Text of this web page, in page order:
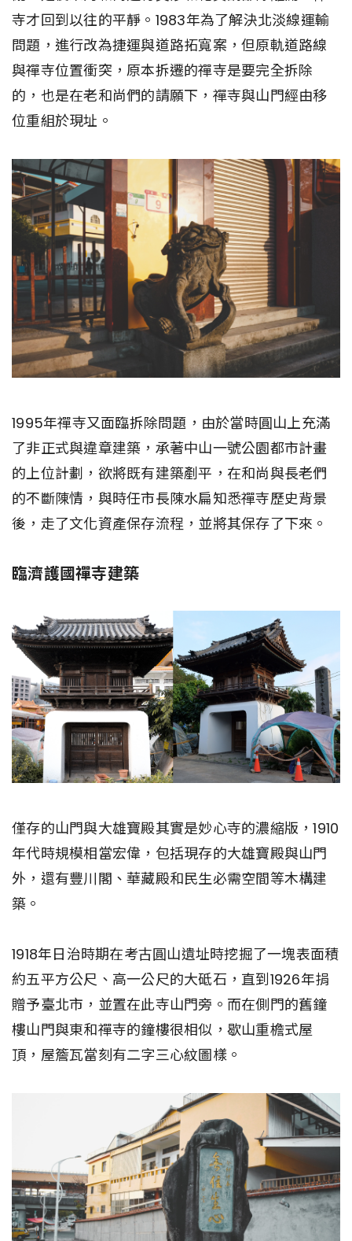
寺才回到以往的平靜。1983年為了解決北淡線運輸
問題，進行改為捷運與道路拓寬案，但原軌道路線
與禪寺位置衝突，原本拆遷的禪寺是要完全拆除
的，也是在老和尚們的請願下，禪寺與山門經由移
位重組於現址。
1995年禪寺又面臨拆除問題，由於當時圓山上充滿
了非正式與違章建築，承著中山一號公園都市計畫
的上位計劃，欲將既有建築剷平，在和尚與長老們
的不斷陳情，與時任市長陳水扁知悉禪寺歷史背景
後，走了文化資產保存流程，並將其保存了下來。
臨濟護國禪寺建築
僅存的山門與大雄寶殿其實是妙心寺的濃縮版，1910
年代時規模相當宏偉，包括現存的大雄寶殿與山門
外，還有豐川閣、華藏殿和民生必需空間等木構建
築。
1918年日治時期在考古圓山遺址時挖掘了一塊表面積
約五平方公尺、高一公尺的大砥石，直到1926年捐
贈予臺北市，並置在此寺山門旁。而在側門的舊鐘
樓山門與東和禪寺的鐘樓很相似，歇山重檐式屋
頂，屋簷瓦當刻有二字三心紋圖樣。